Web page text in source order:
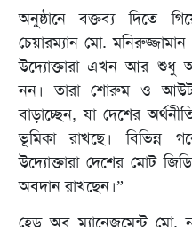
অনুষ্ঠানে বক্তব্য দিতে
চেয়ারম্যান মো.
উদ্যোক্তারা এখন আর শুধু
নন। তারা শোরুম ও
বাড়াচ্ছেন, যা দেশের
ভূমিকা রাখছে। বিভিন্ন
উদ্যোক্তারা দেশের মোট
অবদান রাখছেন।”